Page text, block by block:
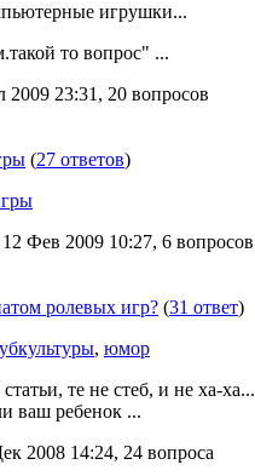
игрушки...
то вопрос" ...
23:31, 20 вопросов
(27 ответов)
Фев 2009 10:27, 6 вопросов
ролевых игр? (31 ответ)
, юмор
те не стеб, и не ха-ха...
ваш ребенок ...
2008 14:24, 24 вопроса